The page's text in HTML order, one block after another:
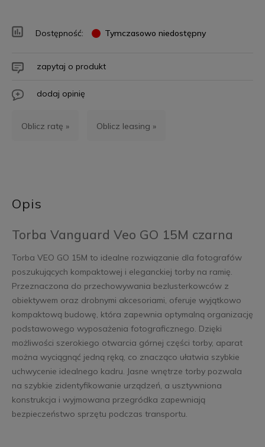
Dostępność: Tymczasowo niedostępny
zapytaj o produkt
dodaj opinię
Oblicz ratę » Oblicz leasing »
Opis
Torba Vanguard Veo GO 15M czarna
Torba VEO GO 15M to idealne rozwiązanie dla fotografów
poszukujących kompaktowej i eleganckiej torby na ramię.
Przeznaczona do przechowywania bezlusterkowców z
obiektywem oraz drobnymi akcesoriami, oferuje wyjątkowo
kompaktową budowę, która zapewnia optymalną organizację
podstawowego wyposażenia fotograficznego. Dzięki
możliwości szerokiego otwarcia górnej części torby, aparat
można wyciągnąć jedną ręką, co znacząco ułatwia szybkie
uchwycenie idealnego kadru. Jasne wnętrze torby pozwala
na szybkie zidentyfikowanie urządzeń, a usztywniona
konstrukcja i wyjmowana przegródka zapewniają
bezpieczeństwo sprzętu podczas transportu.